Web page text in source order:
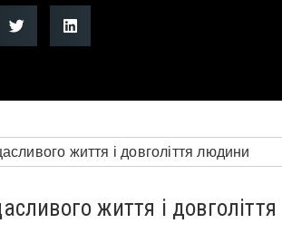
життя і довголіття